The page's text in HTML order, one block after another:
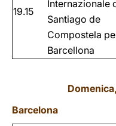
19.15
Internazionale
Santiago de
Compostela
Barcellona
Barcelona